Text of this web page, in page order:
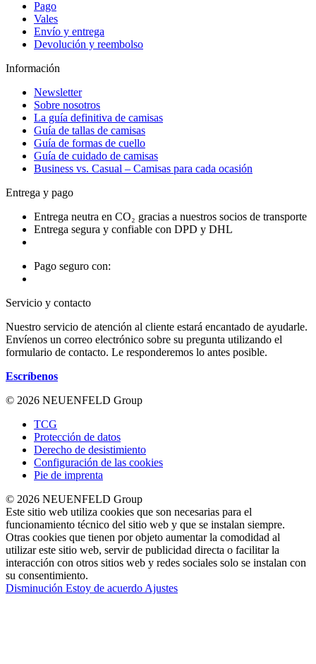
Pago
Vales
Envío y entrega
Devolución y reembolso
Información
Newsletter
Sobre nosotros
La guía definitiva de camisas
Guía de tallas de camisas
Guía de formas de cuello
Guía de cuidado de camisas
Business vs. Casual – Camisas para cada ocasión
Entrega y pago
Entrega neutra en CO₂ gracias a nuestros socios de transporte
Entrega segura y confiable con DPD y DHL
Pago seguro con:
Servicio y contacto
Nuestro servicio de atención al cliente estará encantado de ayudarle.
Envíenos un correo electrónico sobre su pregunta utilizando el
formulario de contacto. Le responderemos lo antes posible.
Escríbenos
© 2026 NEUENFELD Group
TCG
Protección de datos
Derecho de desistimiento
Configuración de las cookies
Pie de imprenta
© 2026 NEUENFELD Group
Este sitio web utiliza cookies que son necesarias para el
funcionamiento técnico del sitio web y que se instalan siempre.
Otras cookies que tienen por objeto aumentar la comodidad al
utilizar este sitio web, servir de publicidad directa o facilitar la
interacción con otros sitios web y redes sociales solo se instalan con
su consentimiento.
Disminución Estoy de acuerdo Ajustes